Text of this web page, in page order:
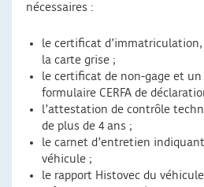
nécessaires :
le certificat
la carte grise ;
le certificat de non-gage et un
formulaire CERFA de
l’attestation de contrôle
de plus de 4 ans ;
le carnet d’entretien
véhicule ;
le rapport Histovec du